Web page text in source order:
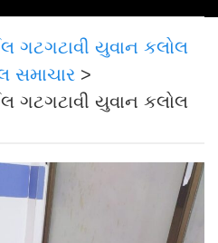
ગટગટાવી યુવાન કલોલ
સમાચાર >
ગટગટાવી યુવાન કલોલ